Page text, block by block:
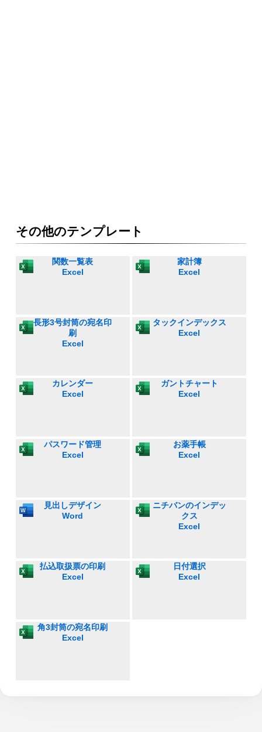
その他のテンプレート
関数一覧表
Excel
家計簿
Excel
長形3号封筒の宛名印
刷
Excel
タックインデックス
Excel
カレンダー
Excel
ガントチャート
Excel
パスワード管理
Excel
お薬手帳
Excel
見出しデザイン
Word
ニチバンのインデッ
クス
Excel
払込取扱票の印刷
Excel
日付選択
Excel
角3封筒の宛名印刷
Excel